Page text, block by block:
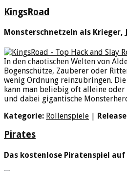
KingsRoad
Monsterschnetzeln als Krieger,
In den chaotischen Welten von
Bogenschütze, Zauberer oder
wenig Ordnung reinzubringen. Die
kann man beliebig oft alleine
und dabei gigantische
Kategorie: Rollenspiele |
Pirates
Das kostenlose Piratenspiel auf